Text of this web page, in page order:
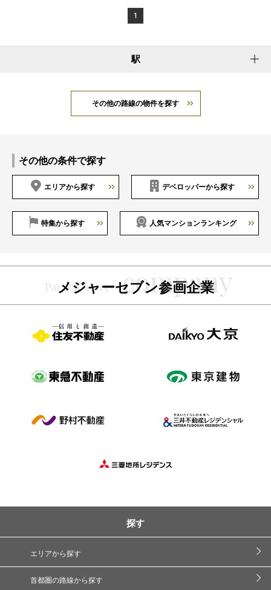
1
駅
その他の路線の物件を探す
その他の条件で探す
エリアから探す デベロッパーから探す
特集から探す 人気マンションランキング
メジャーセブン参画企業
探す
エリアから探す
首都圏の路線から探す